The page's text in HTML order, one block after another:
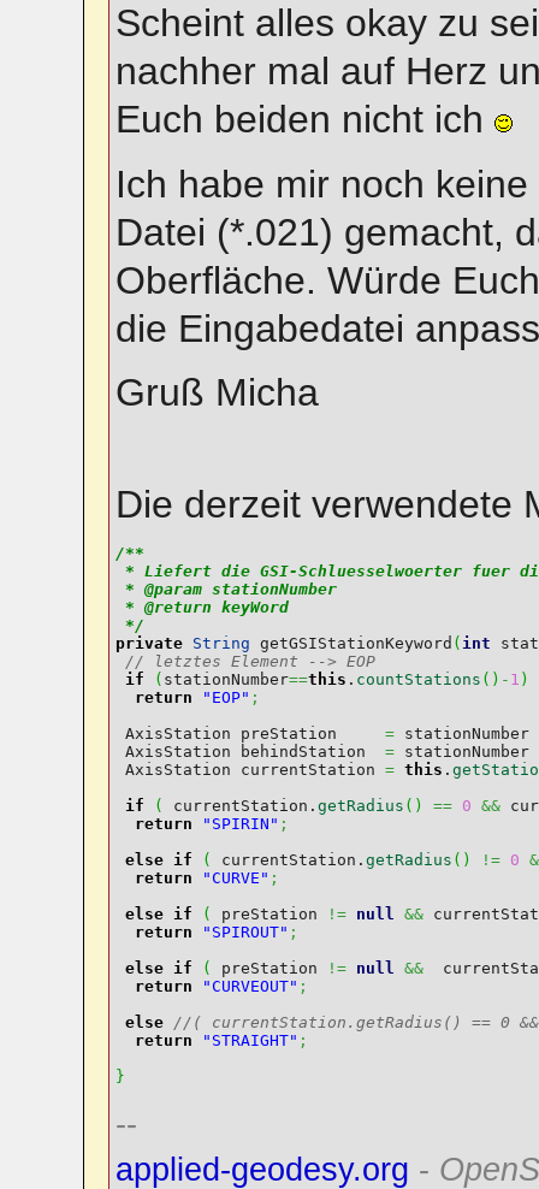
Scheint alles okay zu
nachher mal auf Herz
Euch beiden nicht ich
Ich habe mir noch
Datei (*.021) gemacht,
Oberfläche. Würde
die Eingabedatei
Gruß Micha
Die derzeit verwendete
/**
* Liefert die GSI-Schluesselwoerter fuer die
* @param stationNumber
* @return keyWord
*/
private
String getGSIStationKeyword ( int
// letztes Element --> EOP
if
( stationNumber==this . countStations ( ) - 1 )
return
"EOP" ;
AxisStation preStation = stationNumber
AxisStation behindStation = stationNumber
AxisStation currentStation = this .
if
( currentStation. getRadius ( ) == 0 &&
return
"SPIRIN" ;
else
if ( currentStation. getRadius ( ) != 0
return
"CURVE" ;
else
if ( preStation != null &&
return
"SPIROUT" ;
else
if ( preStation != null &&
return
"CURVEOUT" ;
else
//( currentStation.getRadius() == 0
return
"STRAIGHT" ;
}
--
applied-geodesy.org -